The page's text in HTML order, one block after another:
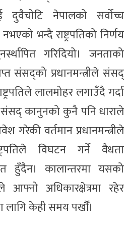
नेपालको सर्वोच्च
भन्दै राष्ट्रपतिको निर्णय
गरिदियो। जनताको
संसद्को प्रधानमन्त्रीले संसद्
लालमोहर लगाउँदै गर्दा
संसद् कानुनको कुनै पनि धाराले
गरेकी वर्तमान प्रधानमन्त्रीले
विघटन गर्ने वैधता
हुँदैन। कालान्तरमा यसको
अधिकारक्षेत्रमा रहेर
लागि केही समय पर्खौँ।